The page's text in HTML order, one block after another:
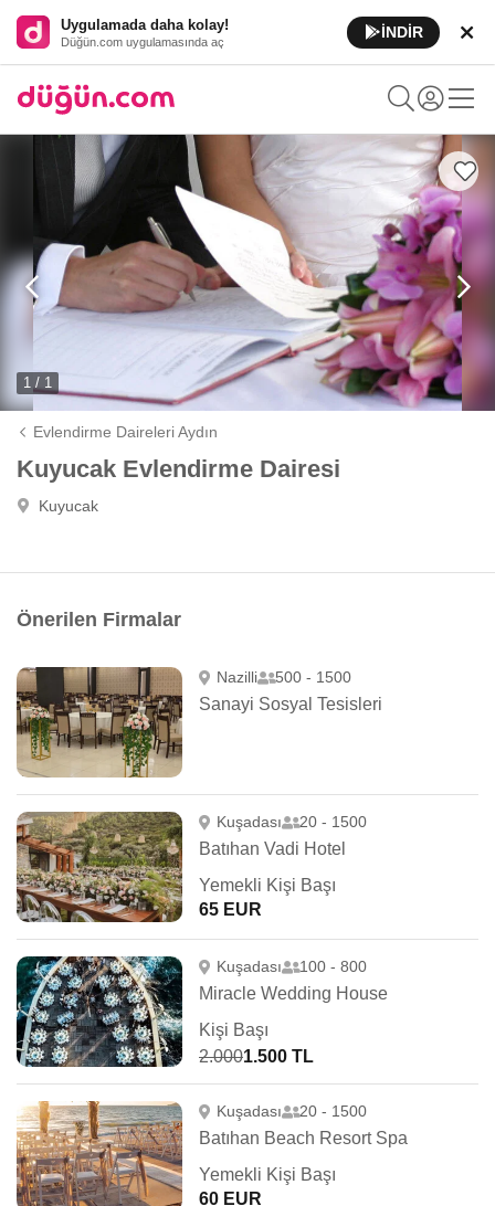
Uygulamada daha kolay!
Düğün.com uygulamasında aç
İNDİR
1 / 1
Evlendirme Daireleri Aydın
Kuyucak Evlendirme Dairesi
Kuyucak
Önerilen Firmalar
Nazilli 500 - 1500
Sanayi Sosyal Tesisleri
Kuşadası 20 - 1500
Batıhan Vadi Hotel
Yemekli Kişi Başı
65 EUR
Kuşadası 100 - 800
Miracle Wedding House
Kişi Başı
2.0001.500 TL
Kuşadası 20 - 1500
Batıhan Beach Resort Spa
Yemekli Kişi Başı
60 EUR